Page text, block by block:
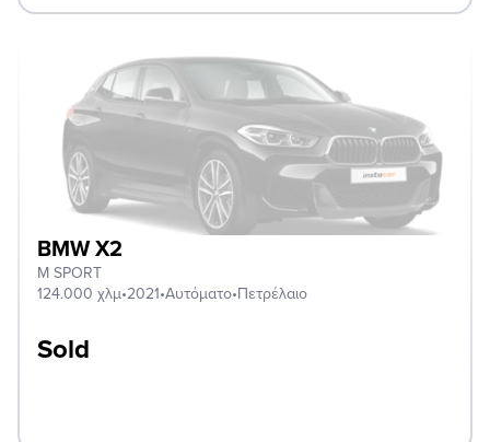
BMW X2
M SPORT
124.000 χλμ•2021•Αυτόματο•Πετρέλαιο
Sold